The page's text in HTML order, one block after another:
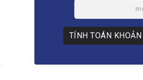
TÍNH TOÁN KHOẢN